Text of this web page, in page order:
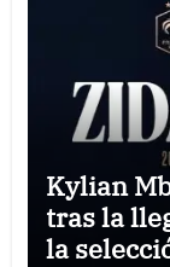
Kylian
tras la
la